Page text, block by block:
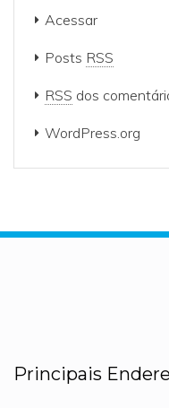
Acessar
Posts RSS
RSS dos
WordPress.org
Principais